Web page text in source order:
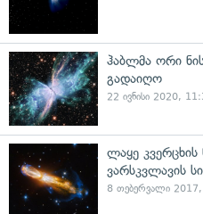
ჰაბლმა ორი
გადაიღო
22 ივნისი 2020,
ლაყე
ვარსკვლავის
8 თებერვალი